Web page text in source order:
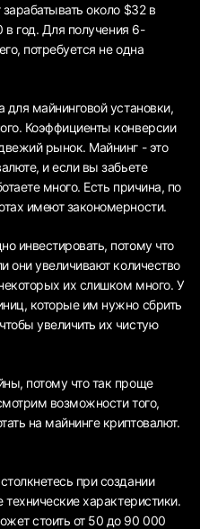
около $32 в
в год. Для получения 6-
потребуется не одна
для майнинговой установки,
Коэффициенты конверсии
рынок. Майнинг - это
и если вы забьете
много. Есть причина, по
имеют закономерности.
инвестировать, потому что
они увеличивают количество
их слишком много. У
которые им нужно сбрить
увеличить их чистую
потому что так проще
возможности того,
на майнинге криптовалют.
при создании
характеристики.
стоить от 50 до 90 000